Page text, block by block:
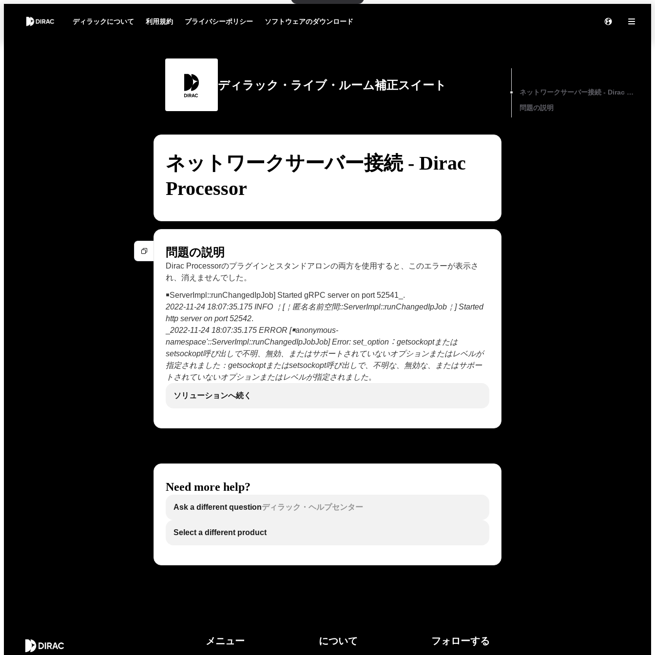
ディラックについて 利用規約 プライバシーポリシー ソフトウェアのダウンロード
ディラック・ライブ・ルーム補正スイート
ネットワークサーバー接続 - Dirac
Processor
問題の説明
Dirac Processorのプラグインとスタンドアロンの両方を使用すると、このエラーが表示さ
れ、消えませんでした。
￭ServerImpl::runChangedIpJob] Started gRPC server on port 52541_.
2022-11-24 18:07:35.175 INFO ￤[￤匿名名前空間::ServerImpl::runChangedIpJob￤] Started
http server on port 52542.
2022-11-24 18:07:35.175 ERROR [￭anonymous-
namespace'::ServerImpl::runChangedIpJobJob] Error: set_option：getsockoptまたは
setsockopt呼び出しで不明、無効、またはサポートされていないオプションまたはレベルが
指定されました：getsockoptまたはsetsockopt呼び出しで、不明な、無効な、またはサポー
トされていないオプションまたはレベルが指定されました。
ソリューションへ続く
Need more help?
Ask a different questionディラック・ヘルプセンター
Select a different product
ネットワークサーバー接続 - Dirac
問題の説明
メニュー について フォローする